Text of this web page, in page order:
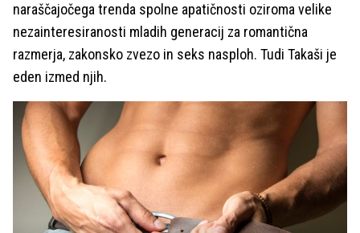
naraščajočega trenda spolne apatičnosti oziroma velike
nezainteresiranosti mladih generacij za romantična
razmerja, zakonsko zvezo in seks nasploh. Tudi Takaši je
eden izmed njih.